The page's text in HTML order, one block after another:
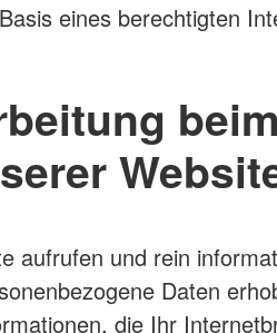
eines berechtigten
aufrufen und rein
Daten
die Ihr